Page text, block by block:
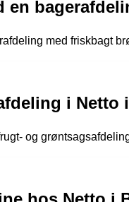
en
med friskbagt
i Netto
og